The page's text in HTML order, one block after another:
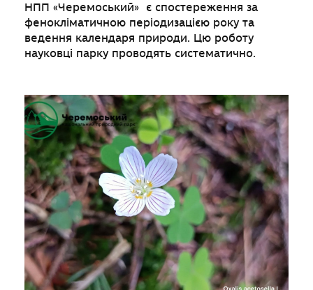
НПП «Черемоський» є спостереження за
фенокліматичною періодизацією року та
ведення календаря природи. Цю роботу
науковці парку проводять систематично.